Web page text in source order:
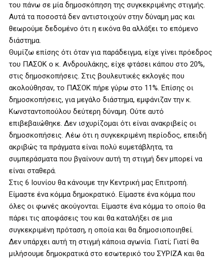
του πάνω σε μία δημοσκόπηση της συγκεκριμένης στιγμής.
Αυτά τα ποσοστά δεν αντιστοιχούν στην δύναμη μας και
θεωρούμε δεδομένο ότι η εικόνα θα αλλάξει το επόμενο
διάστημα.
Θυμίζω επίσης ότι όταν για παράδειγμα, είχε γίνει πρόεδρος
του ΠΑΣΟΚ ο κ. Ανδρουλάκης, είχε φτάσει κάπου στο 20%,
στις δημοσκοπήσεις. Στις βουλευτικές εκλογές που
ακολούθησαν, το ΠΑΣΟΚ πήρε γύρω στο 11%. Επίσης οι
δημοσκοπήσεις, για μεγάλο διάστημα, εμφάνιζαν την κ.
Κωνσταντοπούλου δεύτερη δύναμη. Ούτε αυτό
επιβεβαιώθηκε. Δεν ισχυρίζομαι ότι είναι ανακριβείς οι
δημοσκοπήσεις. Λέω ότι η συγκεκριμένη περίοδος, επειδή
ακριβώς τα πράγματα είναι πολύ ευμετάβλητα, τα
συμπεράσματα που βγαίνουν αυτή τη στιγμή δεν μπορεί να
είναι σταθερά.
Στις 6 Ιουνίου θα κάνουμε την Κεντρική μας Επιτροπή.
Είμαστε ένα κόμμα δημοκρατικό. Είμαστε ένα κόμμα που
όλες οι φωνές ακούγονται. Είμαστε ένα κόμμα το οποίο θα
πάρει τις αποφάσεις του και θα καταλήξει σε μια
συγκεκριμένη πρόταση, η οποία και θα δημοσιοποιηθεί.
Δεν υπάρχει αυτή τη στιγμή κάποια αγωνία. Γιατί; Γιατί θα
μιλήσουμε δημοκρατικά στο εσωτερικό του ΣΥΡΙΖΑ και θα